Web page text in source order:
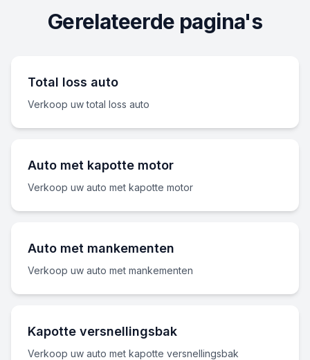
Gerelateerde pagina's
Total loss auto
Verkoop uw total loss auto
Auto met kapotte motor
Verkoop uw auto met kapotte motor
Auto met mankementen
Verkoop uw auto met mankementen
Kapotte versnellingsbak
Verkoop uw auto met kapotte versnellingsbak